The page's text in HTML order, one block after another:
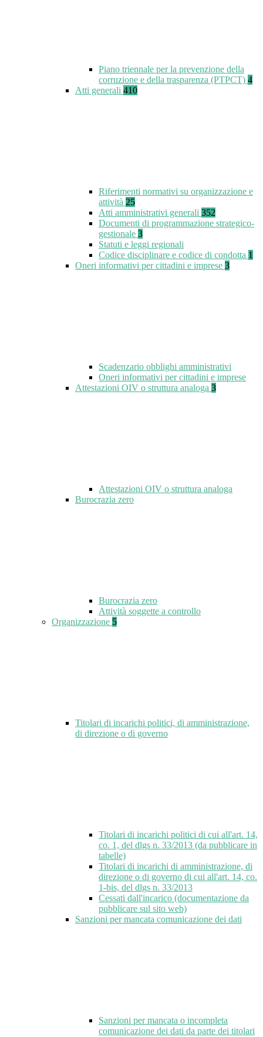
Piano triennale per la prevenzione della
corruzione e della trasparenza (PTPCT) 4
Atti generali 410
Riferimenti normativi su organizzazione e
attività 25
Atti amministrativi generali 352
Documenti di programmazione strategico-
gestionale 3
Statuti e leggi regionali
Codice disciplinare e codice di condotta 1
Oneri informativi per cittadini e imprese 3
Scadenzario obblighi amministrativi
Oneri informativi per cittadini e imprese
Attestazioni OIV o struttura analoga 3
Attestazioni OIV o struttura analoga
Burocrazia zero
Burocrazia zero
Attività soggette a controllo
Organizzazione 5
Titolari di incarichi politici, di amministrazione,
di direzione o di governo
Titolari di incarichi politici di cui all'art. 14,
co. 1, del dlgs n. 33/2013 (da pubblicare in
tabelle)
Titolari di incarichi di amministrazione, di
direzione o di governo di cui all'art. 14, co.
1-bis, del dlgs n. 33/2013
Cessati dall'incarico (documentazione da
pubblicare sul sito web)
Sanzioni per mancata comunicazione dei dati
Sanzioni per mancata o incompleta
comunicazione dei dati da parte dei titolari